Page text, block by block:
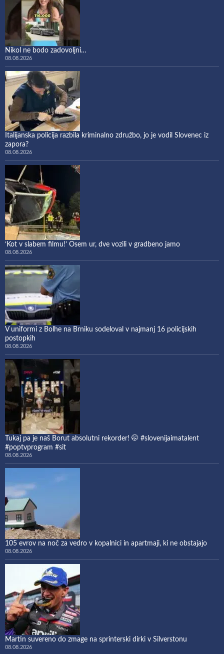
Nikol ne bodo zadovoljni…
08.08.2026
Italijanska policija razbila kriminalno združbo, jo je vodil Slovenec iz
zapora?
08.08.2026
‘Kot v slabem filmu!’ Osem ur, dve vozili v gradbeno jamo
08.08.2026
V uniformi z Bolhe na Brniku sodeloval v najmanj 16 policijskih
postopkih
08.08.2026
Tukaj pa je naš Borut absolutni rekorder! 🤭 #slovenijaimatalent
#poptvprogram #sit
08.08.2026
105 evrov na noč za vedro v kopalnici in apartmaji, ki ne obstajajo
08.08.2026
Martin suvereno do zmage na sprinterski dirki v Silverstonu
08.08.2026